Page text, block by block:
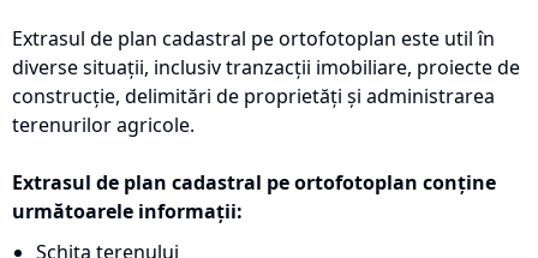
Extrasul de plan cadastral pe ortofotoplan este util în
diverse situații, inclusiv tranzacții imobiliare, proiecte de
construcție, delimitări de proprietăți și administrarea
terenurilor agricole.
Extrasul de plan cadastral pe ortofotoplan conține
următoarele informații:
Schița terenului